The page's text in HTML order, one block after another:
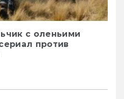
с оленьими
против